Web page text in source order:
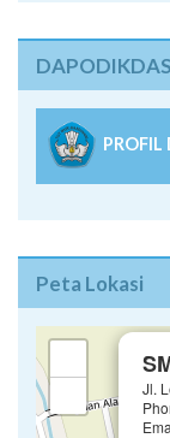
PROFIL
Peta Lokasi
Jl.